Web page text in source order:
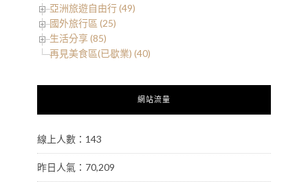
亞洲旅遊自由行 (49)
國外旅行區 (25)
生活分享 (85)
再見美食區(已歇業) (40)
網站流量
線上人數：143
昨日人氣：70,209